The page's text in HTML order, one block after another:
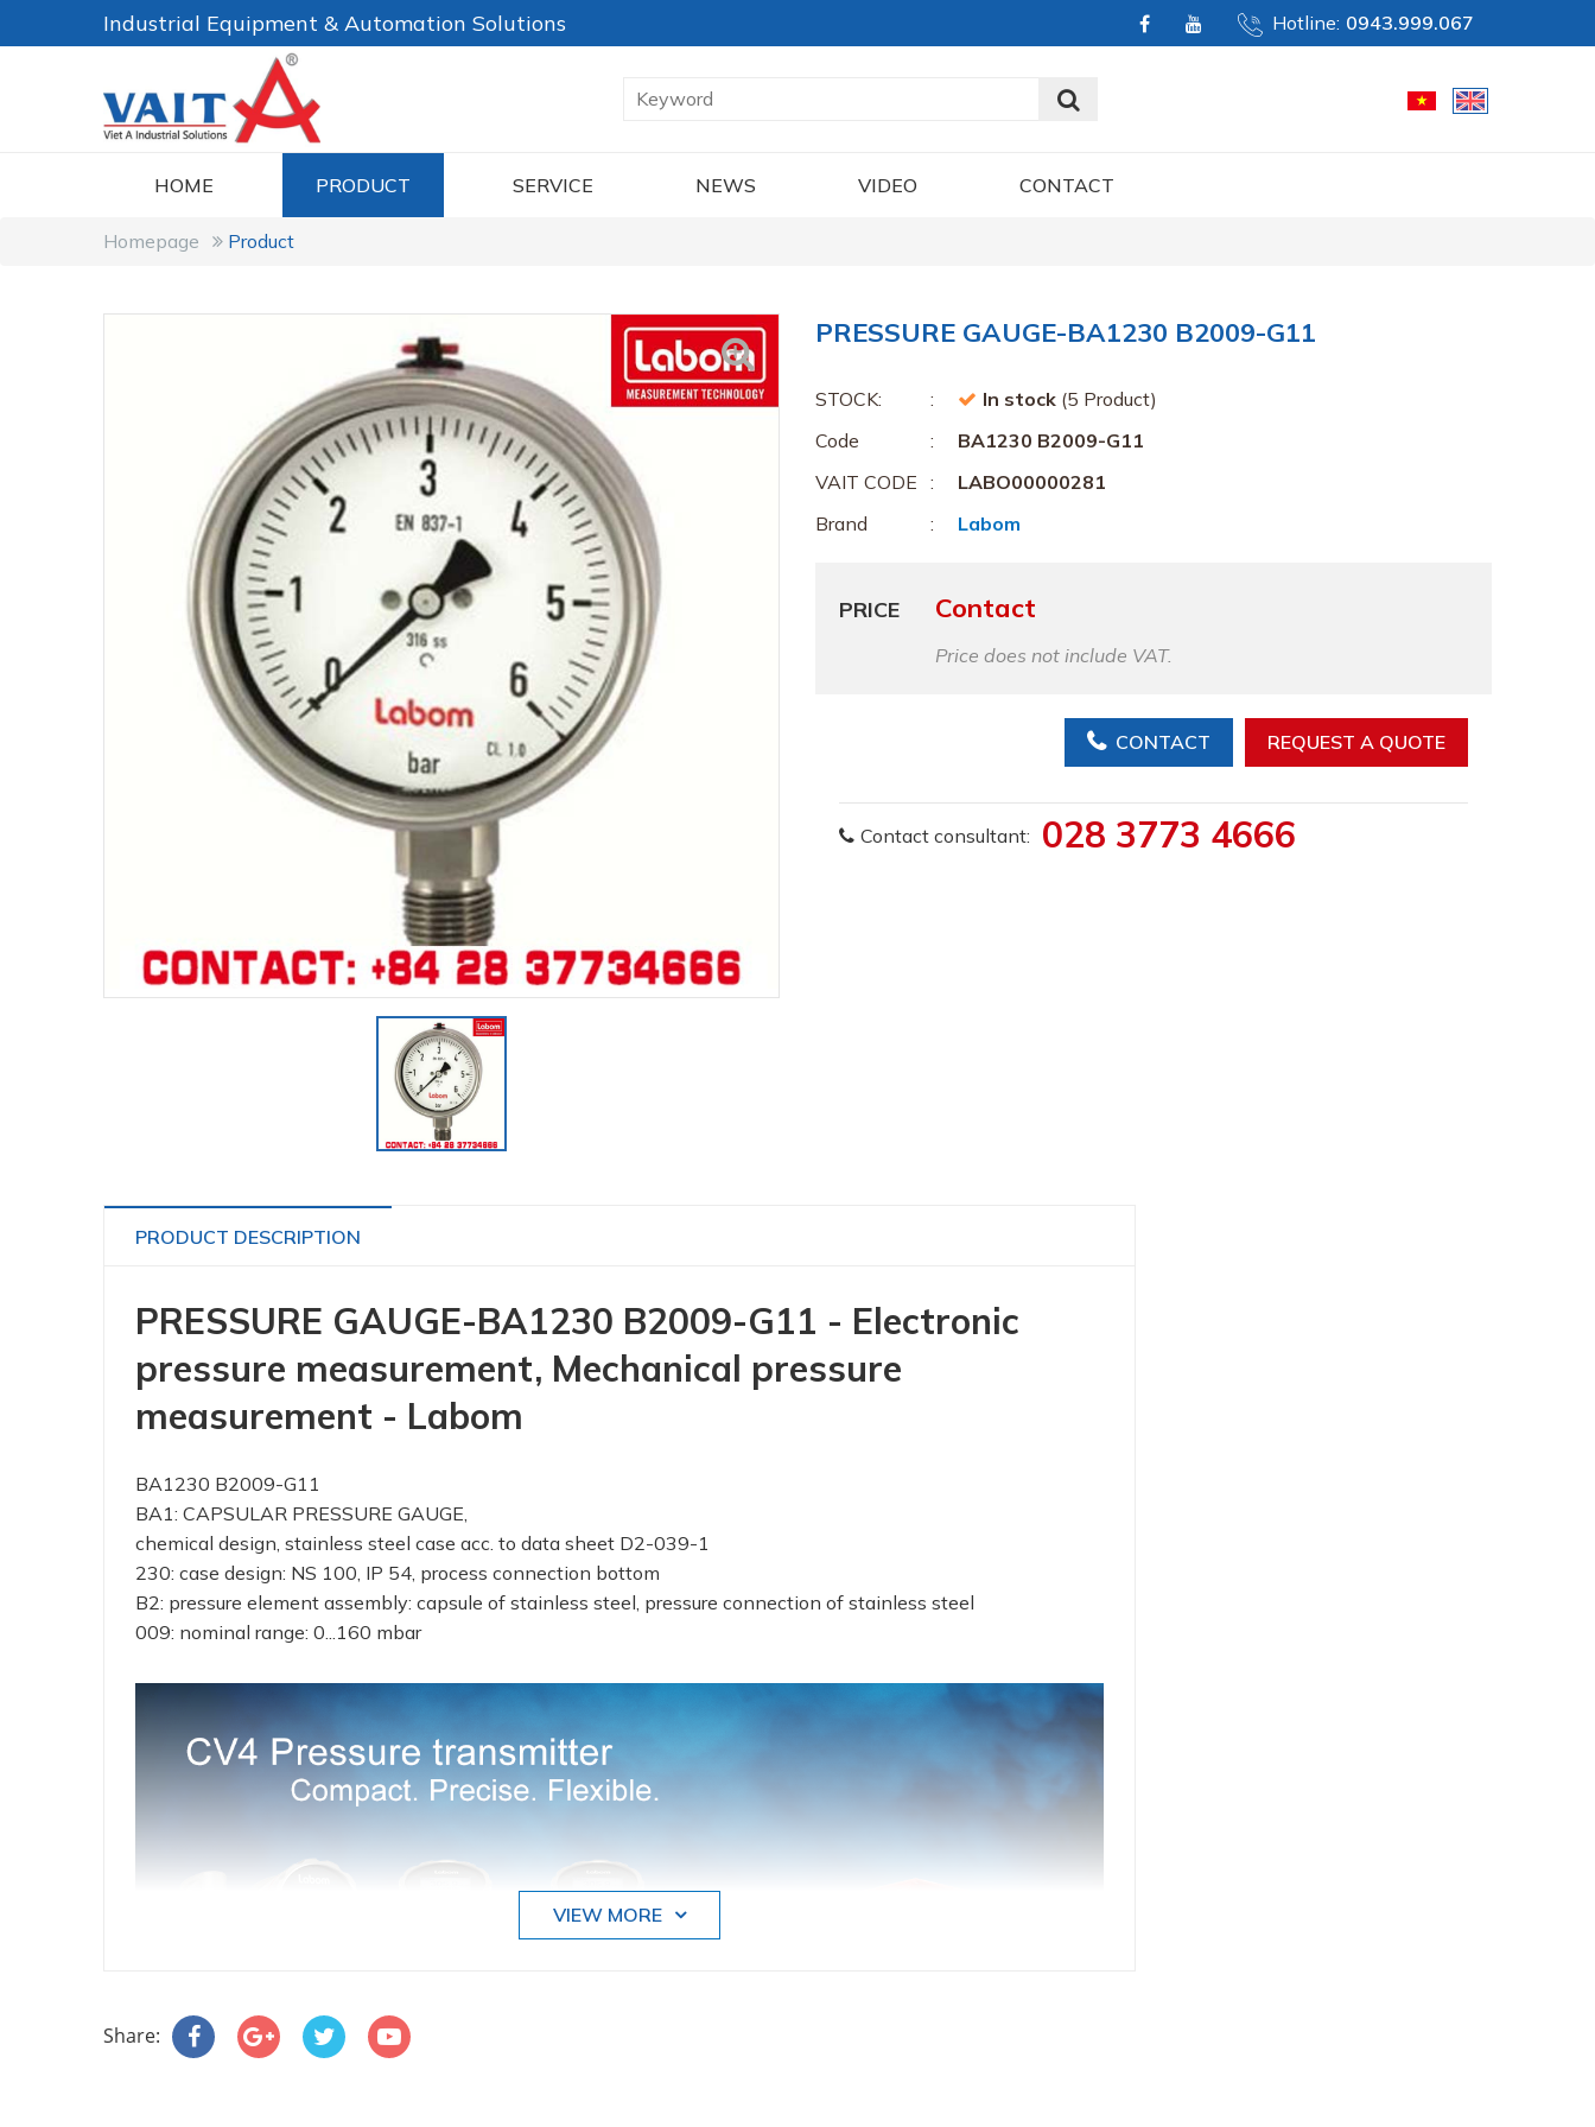
Industrial Equipment & Automation Solutions Hotline: 0943.999.067
HOME PRODUCT SERVICE NEWS VIDEO CONTACT
Homepage Product
PRESSURE GAUGE-BA1230 B2009-G11
STOCK: In stock (5 Product)
Code
BA1230 B2009-G11
VAIT CODE
LABO00000281
Brand
Labom
PRICE Contact
Price does not include VAT.
CONTACT REQUEST A QUOTE
Contact consultant: 028 3773 4666
PRODUCT DESCRIPTION
PRESSURE GAUGE-BA1230 B2009-G11 - Electronic
pressure measurement, Mechanical pressure
measurement - Labom
BA1230 B2009-G11
BA1: CAPSULAR PRESSURE GAUGE,
chemical design, stainless steel case acc. to data sheet D2-039-1
230: case design: NS 100, IP 54, process connection bottom
B2: pressure element assembly: capsule of stainless steel, pressure connection of stainless steel
009: nominal range: 0...160 mbar
VIEW MORE
Share: